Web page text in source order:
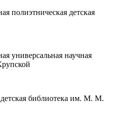
полиэтническая детская
универсальная научная
библиотека им. М. М.